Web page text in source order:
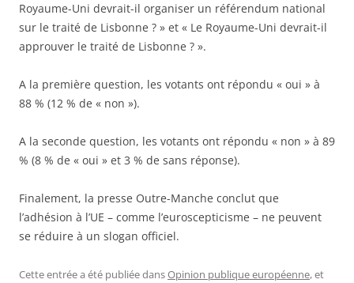
Royaume-Uni devrait-il organiser un référendum national
sur le traité de Lisbonne ? » et « Le Royaume-Uni devrait-il
approuver le traité de Lisbonne ? ».
A la première question, les votants ont répondu « oui » à
88 % (12 % de « non »).
A la seconde question, les votants ont répondu « non » à 89
% (8 % de « oui » et 3 % de sans réponse).
Finalement, la presse Outre-Manche conclut que
l’adhésion à l’UE – comme l’euroscepticisme – ne peuvent
se réduire à un slogan officiel.
Cette entrée a été publiée dansOpinion publique européenne, et